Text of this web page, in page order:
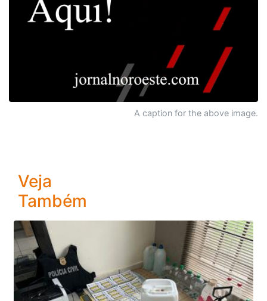
A caption for the above image.
Veja
Também